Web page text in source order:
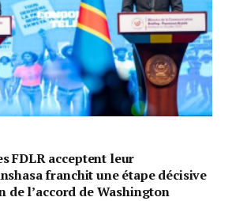
FDLR acceptent leur
franchit une étape décisive
de l’accord de Washington